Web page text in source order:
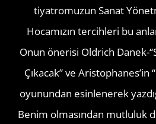
tiyatromuzun Sanat
Hocamızın tercihleri bu
Onun önerisi Oldrich Danek-
Çıkacak” ve Aristophanes’in
oyunundan esinlenerek
Benim olmasından mutluluk